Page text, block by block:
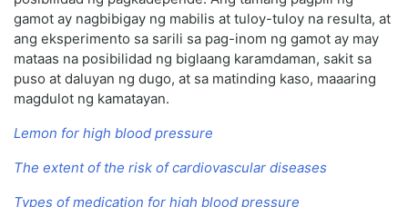
gamot ay nagbibigay ng mabilis at tuloy-tuloy na resulta, at
ang eksperimento sa sarili sa pag-inom ng gamot ay may
mataas na posibilidad ng biglaang karamdaman, sakit sa
puso at daluyan ng dugo, at sa matinding kaso, maaaring
magdulot ng kamatayan.
Lemon for high blood pressure
The extent of the risk of cardiovascular diseases
Types of medication for high blood pressure